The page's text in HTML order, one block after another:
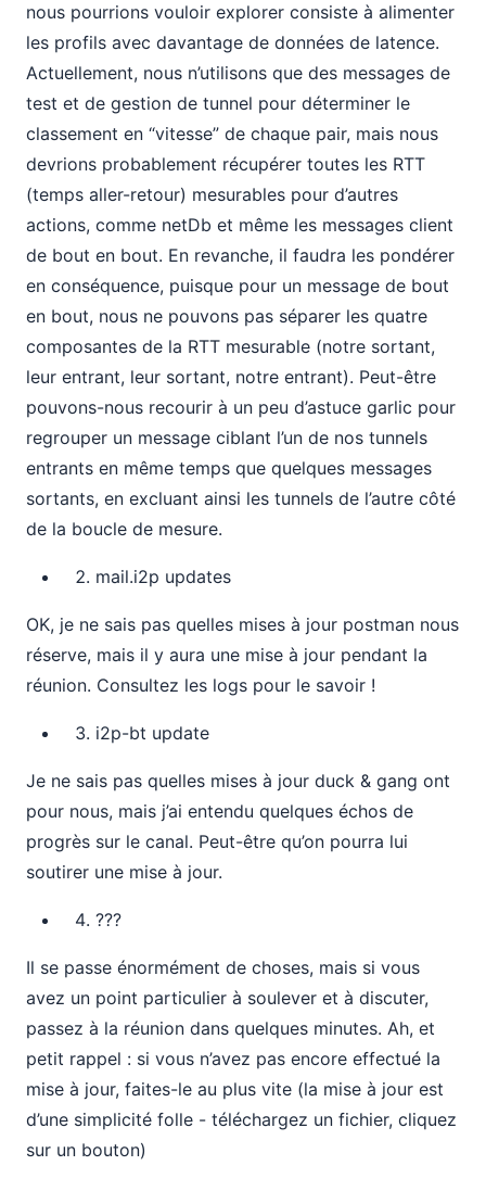
nous pourrions vouloir explorer consiste à alimenter
les profils avec davantage de données de latence.
Actuellement, nous n’utilisons que des messages de
test et de gestion de tunnel pour déterminer le
classement en “vitesse” de chaque pair, mais nous
devrions probablement récupérer toutes les RTT
(temps aller-retour) mesurables pour d’autres
actions, comme netDb et même les messages client
de bout en bout. En revanche, il faudra les pondérer
en conséquence, puisque pour un message de bout
en bout, nous ne pouvons pas séparer les quatre
composantes de la RTT mesurable (notre sortant,
leur entrant, leur sortant, notre entrant). Peut-être
pouvons-nous recourir à un peu d’astuce garlic pour
regrouper un message ciblant l’un de nos tunnels
entrants en même temps que quelques messages
sortants, en excluant ainsi les tunnels de l’autre côté
de la boucle de mesure.
mail.i2p updates
OK, je ne sais pas quelles mises à jour postman nous
réserve, mais il y aura une mise à jour pendant la
réunion. Consultez les logs pour le savoir !
i2p-bt update
Je ne sais pas quelles mises à jour duck & gang ont
pour nous, mais j’ai entendu quelques échos de
progrès sur le canal. Peut-être qu’on pourra lui
soutirer une mise à jour.
???
Il se passe énormément de choses, mais si vous
avez un point particulier à soulever et à discuter,
passez à la réunion dans quelques minutes. Ah, et
petit rappel : si vous n’avez pas encore effectué la
mise à jour, faites-le au plus vite (la mise à jour est
d’une simplicité folle - téléchargez un fichier, cliquez
sur un bouton)